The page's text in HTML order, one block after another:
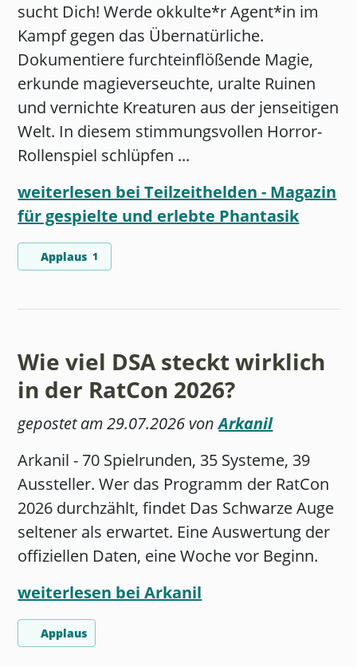
sucht Dich! Werde okkulte*r Agent*in im
Kampf gegen das Übernatürliche.
Dokumentiere furchteinflößende Magie,
erkunde magieverseuchte, uralte Ruinen
und vernichte Kreaturen aus der jenseitigen
Welt. In diesem stimmungsvollen Horror-
Rollenspiel schlüpfen ...
weiterlesen bei Teilzeithelden - Magazin
für gespielte und erlebte Phantasik
Applaus 1
Wie viel DSA steckt wirklich
in der RatCon 2026?
gepostet am 29.07.2026 vonArkanil
Arkanil - 70 Spielrunden, 35 Systeme, 39
Aussteller. Wer das Programm der RatCon
2026 durchzählt, findet Das Schwarze Auge
seltener als erwartet. Eine Auswertung der
offiziellen Daten, eine Woche vor Beginn.
weiterlesen bei Arkanil
Applaus